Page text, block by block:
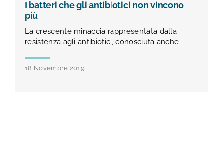
I batteri che gli antibiotici non vincono
più
La crescente minaccia rappresentata dalla
resistenza agli antibiotici, conosciuta anche
18 Novembre 2019